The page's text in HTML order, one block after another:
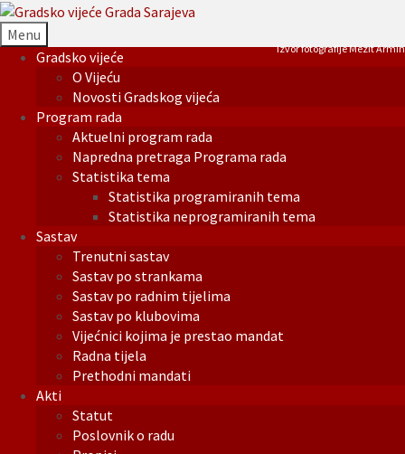
Menu
Gradsko vijeće
O Vijeću
Novosti Gradskog vijeća
Program rada
Aktuelni program rada
Napredna pretraga Programa rada
Statistika tema
Statistika programiranih tema
Statistika neprogramiranih tema
Sastav
Trenutni sastav
Sastav po strankama
Sastav po radnim tijelima
Sastav po klubovima
Vijećnici kojima je prestao mandat
Radna tijela
Prethodni mandati
Akti
Statut
Poslovnik o radu
Izvor fotografije Mezit Armin